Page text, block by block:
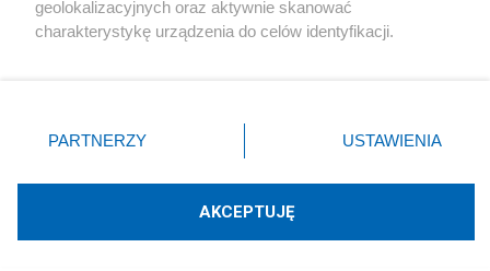
Technologię dostarcza:W3media.pl
geolokalizacyjnych oraz aktywnie skanować
charakterystykę urządzenia do celów identyfikacji.
zmienić/wycofać klikając przycisk ustawień prywatności
znajdujący się w lewym dolnym rogu strony
rodzaje przetwarzania danych nie wymagają zgody
użytkownika, ale masz prawo sprzeciwić się takiemu
PARTNERZY USTAWIENIA
AKCEPTUJĘ